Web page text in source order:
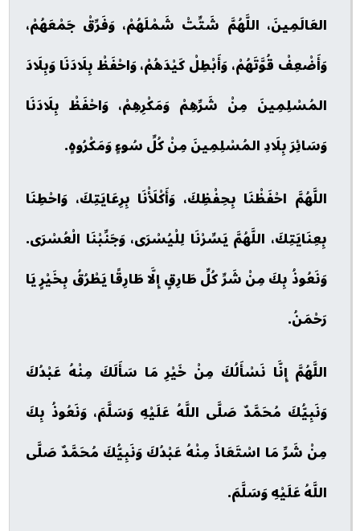
العَالَمِينَ، اللَّهُمَّ شَتِّتْ شَمْلَهُمْ، وَفَرِّقْ جَمْعَهُمْ،
وَأَضْعِفْ قُوَّتَهُمْ، وَأَبْطِلْ كَيْدَهُمْ، وَاحْفَظْ بِلَادَنَا وَبِلَادَ
المُسْلِمِينَ مِنْ شَرِّهِمْ وَمَكْرِهِمْ، وَاحْفَظْ بِلَادَنَا
وَسَائِرَ بِلَادِ المُسْلِمِينَ مِنْ كُلِّ سُوءٍ وَمَكْرُوهٍ.
اللَّهُمَّ احْفَظْنَا بِحِفْظِكَ، وَأَكْلَأْنَا بِرِعَايَتِكَ، وَاحْطِنَا
بِعِنَايَتِكَ، اللَّهُمَّ يَسِّرْنَا لِلْيُسْرَى، وَجَنِّبْنَا الْعُسْرَى.
وَنَعُوذُ بِكَ مِنْ شَرِّ كُلِّ طَارِقٍ إِلَّا طَارِقًا يَطْرُقُ بِخَيْرٍ يَا
رَحْمَنُ.
اللَّهُمَّ إِنَّا نَسْأَلُكَ مِنْ خَيْرِ مَا سَأَلَكَ مِنْهُ عَبْدُكَ
وَنَبِيُّكَ مُحَمَّدٌ صَلَّى اللَّهُ عَلَيْهِ وَسَلَّمَ، وَنَعُوذُ بِكَ
مِنْ شَرِّ مَا اسْتَعَاذَ مِنْهُ عَبْدُكَ وَنَبِيُّكَ مُحَمَّدٌ صَلَّى
اللَّهُ عَلَيْهِ وَسَلَّمَ.